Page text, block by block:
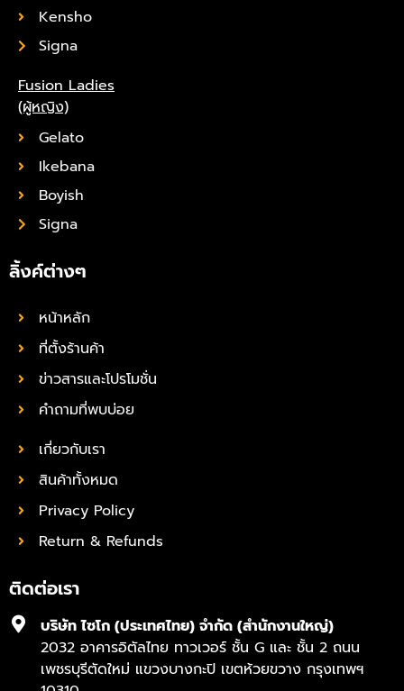
Kensho
Signa
Fusion Ladies
(ผู้หญิง)
Gelato
Ikebana
Boyish
Signa
ลิ้งค์ต่างๆ
หน้าหลัก
ที่ตั้งร้านค้า
ข่าวสารและโปรโมชั่น
คำถามที่พบบ่อย
เกี่ยวกับเรา
สินค้าทั้งหมด
Privacy Policy
Return & Refunds
ติดต่อเรา
บริษัท ไซโก (ประเทศไทย) จำกัด (สำนักงานใหญ่)
2032 อาคารอิตัลไทย ทาวเวอร์ ชั้น G และ ชั้น 2 ถนน
เพชรบุรีตัดใหม่ แขวงบางกะปิ เขตห้วยขวาง กรุงเทพฯ